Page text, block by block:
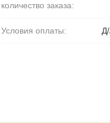
количество заказа:
Условия оплаты: